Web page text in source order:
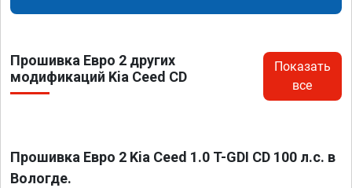
Прошивка Евро 2 других
модификаций Kia Ceed CD
Показать
все
Прошивка Евро 2 Kia Ceed 1.0 T-GDI CD 100 л.с. в
Вологде.